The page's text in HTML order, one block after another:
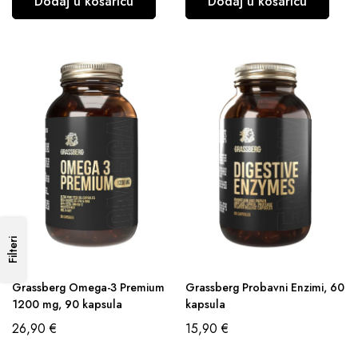
Filteri
Grassberg Omega-3 Premium
1200 mg, 90 kapsula
26,90€
Grassberg Probavni Enzimi, 60
kapsula
15,90€